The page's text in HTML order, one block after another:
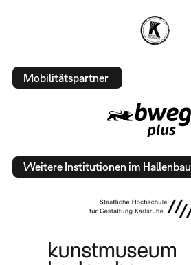
Mobilitätspartner
Weitere Institutionen im Hallenbau